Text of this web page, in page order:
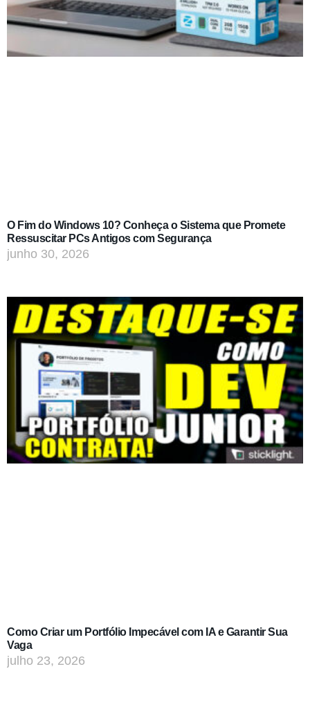
O Fim do Windows 10? Conheça o Sistema que Promete
Ressuscitar PCs Antigos com Segurança
junho 30, 2026
Como Criar um Portfólio Impecável com IA e Garantir Sua
Vaga
julho 23, 2026